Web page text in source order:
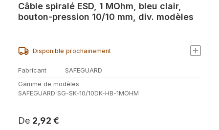
Câble spiralé ESD, 1 MOhm, bleu clair,
bouton-pression 10/10 mm, div. modèles
Disponible prochainement
Fabricant
SAFEGUARD
Gamme de modèles
SAFEGUARD SG-SK-10/10DK-HB-1MOHM
Prix régulier :
De 2,92 €